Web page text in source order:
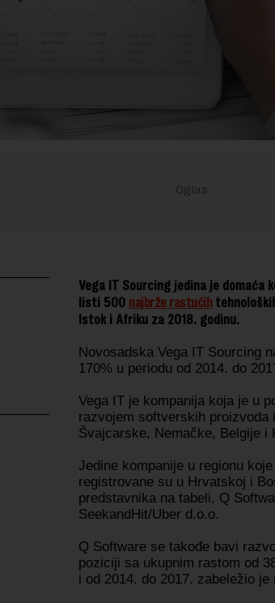
Vega IT Sourcing jedina je domaća
listi 500 najbrže rastućih
Istok i Afriku za 2018. godinu.
Novosadska Vega IT Sourcing
170% u periodu od 2014. do
Vega IT je kompanija koja je u
razvojem softverskih proizvoda
Švajcarske, Nemačke, Belgije i
Jedine kompanije u regionu
registrovane su u Hrvatskoj i
predstavnika na tabeli, Q
SeekandHit/Uber d.o.o.
Q Software se takođe bavi
poziciji sa ukupnim rastom od
i od 2014. do 2017. zabeležio je